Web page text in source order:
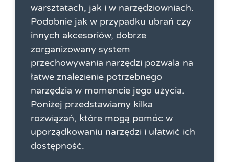
warsztatach, jak i w narzędziowniach.
Podobnie jak w przypadku ubrań czy
innych akcesoriów, dobrze
zorganizowany system
przechowywania narzędzi pozwala na
łatwe znalezienie potrzebnego
narzędzia w momencie jego użycia.
Poniżej przedstawiamy kilka
rozwiązań, które mogą pomóc w
uporządkowaniu narzędzi i ułatwić ich
dostępność.